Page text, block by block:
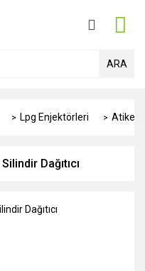
ARA
Lpg Enjektörleri Atiker
Dağıtıcı